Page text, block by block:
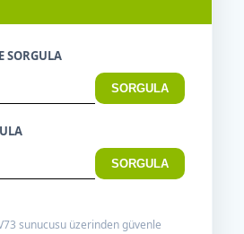
SORGULA
SORGULA
SORGULA
sunucusu üzerinden güvenle